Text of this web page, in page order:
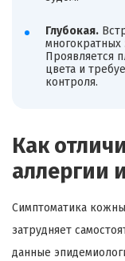
Глубокая.
многократных
Проявляется
цвета и
контроля.
Как
аллергии
Симптоматика
затрудняет
данные